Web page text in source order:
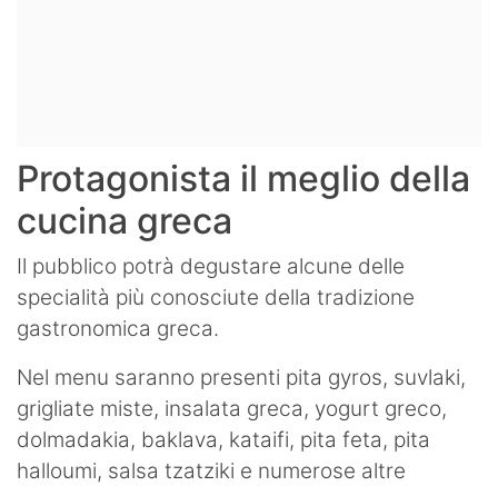
Protagonista il meglio della
cucina greca
Il pubblico potrà degustare alcune delle
specialità più conosciute della tradizione
gastronomica greca.
Nel menu saranno presenti pita gyros, suvlaki,
grigliate miste, insalata greca, yogurt greco,
dolmadakia, baklava, kataifi, pita feta, pita
halloumi, salsa tzatziki e numerose altre